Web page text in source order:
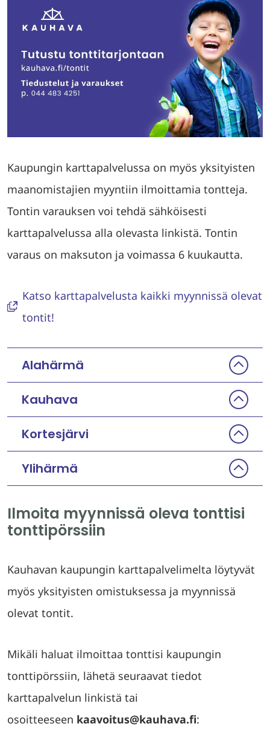
Kaupungin karttapalvelussa on myös yksityisten
maanomistajien myyntiin ilmoittamia tontteja.
Tontin varauksen voi tehdä sähköisesti
karttapalvelussa alla olevasta linkistä. Tontin
varaus on maksuton ja voimassa 6 kuukautta.
Katso karttapalvelusta kaikki myynnissä olevat
tontit!
Alahärmä
Kauhava
Kortesjärvi
Ylihärmä
Ilmoita myynnissä oleva tonttisi
tonttipörssiin
Kauhavan kaupungin karttapalvelimelta löytyvät
myös yksityisten omistuksessa ja myynnissä
olevat tontit.
Mikäli haluat ilmoittaa tonttisi kaupungin
tonttipörssiin, lähetä seuraavat tiedot
karttapalvelun linkistä tai
osoitteeseen kaavoitus@kauhava.fi: